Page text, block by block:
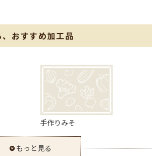
おすすめ加工品
手作りみそ
もっと見る